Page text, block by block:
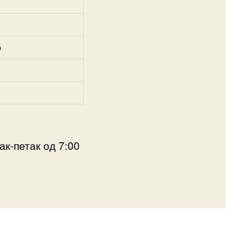
петак од 7:00